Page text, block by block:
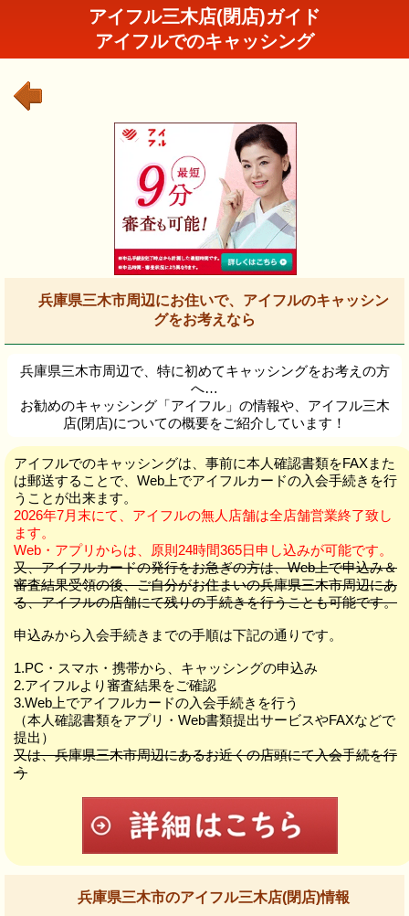
アイフル三木店(閉店)ガイド
アイフルでのキャッシング
兵庫県三木市周辺にお住いで、アイフルのキャッシン
グをお考えなら
兵庫県三木市周辺で、特に初めてキャッシングをお考えの方
へ…
お勧めのキャッシング「アイフル」の情報や、アイフル三木
店(閉店)についての概要をご紹介しています！
アイフルでのキャッシングは、事前に本人確認書類をFAXまた
は郵送することで、Web上でアイフルカードの入会手続きを行
うことが出来ます。
2026年7月末にて、アイフルの無人店舗は全店舗営業終了致し
ます。
Web・アプリからは、原則24時間365日申し込みが可能です。
又、アイフルカードの発行をお急ぎの方は、Web上で申込み＆
審査結果受領の後、ご自分がお住まいの兵庫県三木市周辺にあ
る、アイフルの店舗にて残りの手続きを行うことも可能です。
申込みから入会手続きまでの手順は下記の通りです。
1.PC・スマホ・携帯から、キャッシングの申込み
2.アイフルより審査結果をご確認
3.Web上でアイフルカードの入会手続きを行う
（本人確認書類をアプリ・Web書類提出サービスやFAXなどで
提出）
又は、兵庫県三木市周辺にあるお近くの店頭にて入会手続を行
う
兵庫県三木市のアイフル三木店(閉店)情報